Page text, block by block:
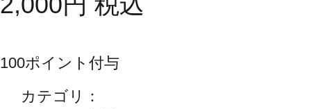
100ポイント付与
カテゴリ：